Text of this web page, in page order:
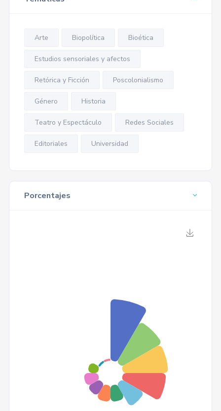
Arte Biopolítica Bioética
Estudios sensoriales y afectos
Retórica y Ficción Poscolonialismo
Género Historia
Teatro y Espectáculo Redes Sociales
Editoriales Universidad
Porcentajes